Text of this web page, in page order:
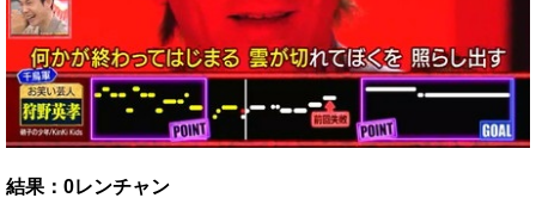
結果：0レンチャン